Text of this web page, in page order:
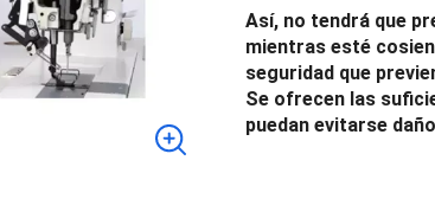
Así, no tendrá que
mientras esté
seguridad que
Se ofrecen las
puedan evitarse